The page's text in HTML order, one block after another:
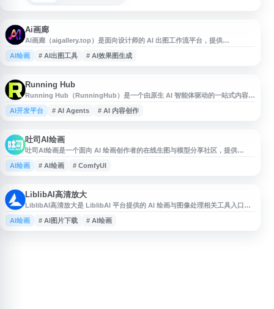
Ai画廊
AI画廊（aigallery.top）是面向设计师的 AI 出图工作流平台，提供
Midjourney、Stable Diffusion、ComfyUI 等工具的提示词生成、案例模板
与工作流参考。网站覆盖室内设计、建筑设计、景观设计、产品视觉和效果图
AI绘画 # AI出图工具 # AI效果图生成
Running Hub
Running Hub（RunningHub）是一个由原生 AI 智能体驱动的一站式内容创
作平台，面向创作者和团队提供 AI 工作流与内容生产工具。平台支持
ComfyUI 工作流、无限画布、AI 应用搭建、图像生成、视频生成及模型 API
AI开发平台 # AI Agents # AI 内容创作
吐司AI绘画
吐司AI绘画是一个面向 AI 绘画创作者的在线生图与模型分享社区，提供
Stable Diffusion 模型、LoRA、ComfyUI 工作流及腾讯混元 DiT 等相关资
源。用户可在平台上浏览、下载和分享模型，并进行在线 AI 图像生成，适合
AI绘画 # AI绘画 # ComfyUI
LiblibAI高清放大
LiblibAI高清放大是 LiblibAI 平台提供的 AI 绘画与图像处理相关工具入口，
依托其原创模型分享社区，支持 Stable Diffusion 模型、LoRA、
ControlNet 等资源下载与使用。平台提供在线 WebUI、ComfyUI、Prompt
AI绘画 # AI图片下载 # AI绘画